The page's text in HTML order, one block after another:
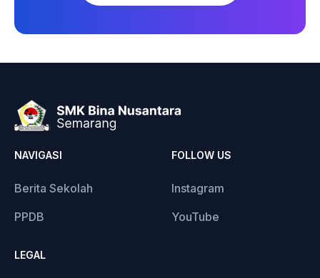
NAVIGASI
Berita Sekolah
PPDB
FOLLOW US
Instagram
YouTube
LEGAL